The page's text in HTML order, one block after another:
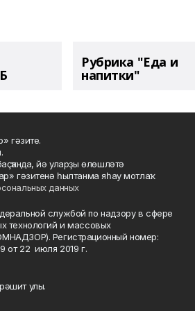
Рубрика "Еда и
напитки"
гәзите.
йә уларҙы өлөшләтә
гәзитенә һылтанма яһау мотлаҡ.
данных
службой по надзору в сфере
технологий и массовых
Регистрационный номер:
от 22 июля 2019 г.
улы.